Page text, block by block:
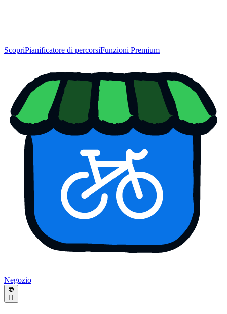
ScopriPianificatore di percorsiFunzioni Premium
Negozio
IT